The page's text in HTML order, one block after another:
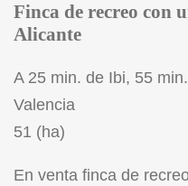
Finca de recreo con
Alicante
A 25 min. de Ibi, 55
Valencia
51 (ha)
En venta finca de